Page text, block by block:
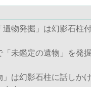
物発掘」は幻影石柱
「未鑑定の遺物」を発
」は幻影石柱に話しか